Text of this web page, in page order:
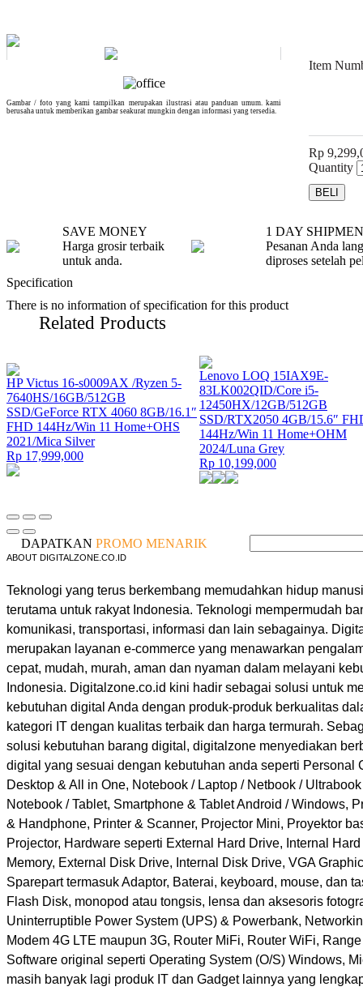
Gambar / foto yang kami tampilkan merupakan ilustrasi atau panduan umum. kami
berusaha untuk memberikan gambar seakurat mungkin dengan informasi yang tersedia.
Item
Rp
Quantity
SAVE MONEY
Harga grosir terbaik
untuk anda.
1 DAY
Pesanan Anda
diproses setelah
Specification
There is no information of specification for this product
Related Products
HP Victus 16-s0009AX /Ryzen 5-
7640HS/16GB/512GB
SSD/GeForce RTX 4060 8GB/16.1″
FHD 144Hz/Win 11 Home+OHS
2021/Mica Silver
Rp 17,999,000
Lenovo LOQ 15IAX9E-
83LK002QID/Core i5-
12450HX/12GB/512GB
SSD/RTX2050 4GB/15.6″
144Hz/Win 11 Home+OHM
2024/Luna Grey
Rp 10,199,000
DAPATKAN PROMO MENARIK
ABOUT DIGITALZONE.CO.ID
Teknologi yang terus berkembang memudahkan hidup
terutama untuk rakyat Indonesia. Teknologi mempermudah
komunikasi, transportasi, informasi dan lain sebagainya.
merupakan layanan e-commerce yang menawarkan
cepat, mudah, murah, aman dan nyaman dalam melayani
Indonesia. Digitalzone.co.id kini hadir sebagai solusi untuk
kebutuhan digital Anda dengan produk-produk berkualitas
kategori IT dengan kualitas terbaik dan harga termurah.
solusi kebutuhan barang digital, digitalzone menyediakan
digital yang sesuai dengan kebutuhan anda seperti Personal
Desktop & All in One, Notebook / Laptop / Netbook /
Notebook / Tablet, Smartphone & Tablet Android / Windows,
& Handphone, Printer & Scanner, Projector Mini, Proyektor
Projector, Hardware seperti External Hard Drive, Internal
Memory, External Disk Drive, Internal Disk Drive, VGA
Sparepart termasuk Adaptor, Baterai, keyboard, mouse, dan
Flash Disk, monopod atau tongsis, lensa dan aksesoris
Uninterruptible Power System (UPS) & Powerbank,
Modem 4G LTE maupun 3G, Router MiFi, Router WiFi,
Software original seperti Operating System (O/S) Windows,
masih banyak lagi produk IT dan Gadget lainnya yang